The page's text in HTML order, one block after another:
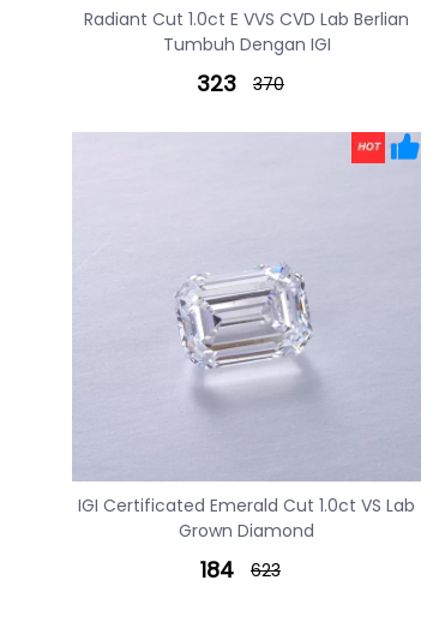
Radiant Cut 1.0ct E VVS CVD Lab Berlian
Tumbuh Dengan IGI
323 370
IGI Certificated Emerald Cut 1.0ct VS Lab
Grown Diamond
184 623